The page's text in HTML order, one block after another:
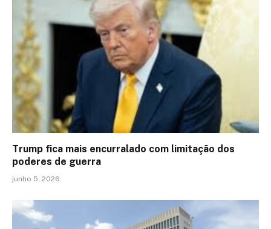
Trump fica mais encurralado com limitação dos
poderes de guerra
junho 5, 2026